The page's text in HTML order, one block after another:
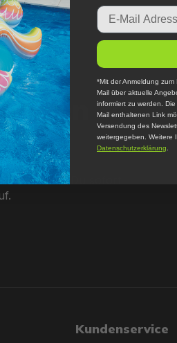
&
erhältst Du sofort
Kundenservice
Email
*Mit der Anmeldung
Mail über aktuelle
informiert zu werden.
Mail enthaltenen Link
Versendung des
weitergegeben. Weitere
Datenschutzerklärung